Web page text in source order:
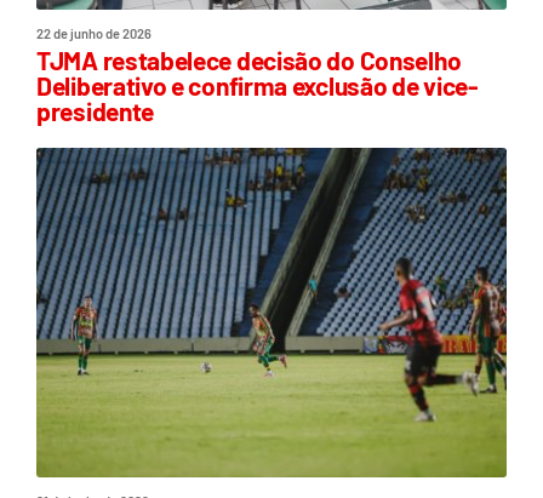
22 de junho de 2026
TJMA restabelece decisão do Conselho
Deliberativo e confirma exclusão de vice-
presidente